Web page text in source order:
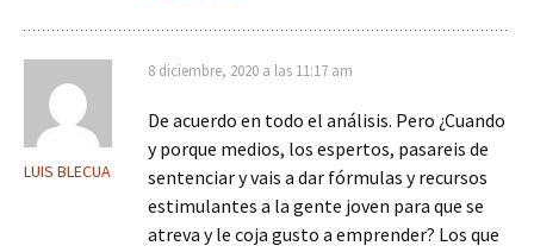
LUIS BLECUA
8 diciembre, 2020 a las 11:17 am
De acuerdo en todo el análisis. Pero ¿Cuando
y porque medios, los espertos, pasareis de
sentenciar y vais a dar fórmulas y recursos
estimulantes a la gente joven para que se
atreva y le coja gusto a emprender? Los que